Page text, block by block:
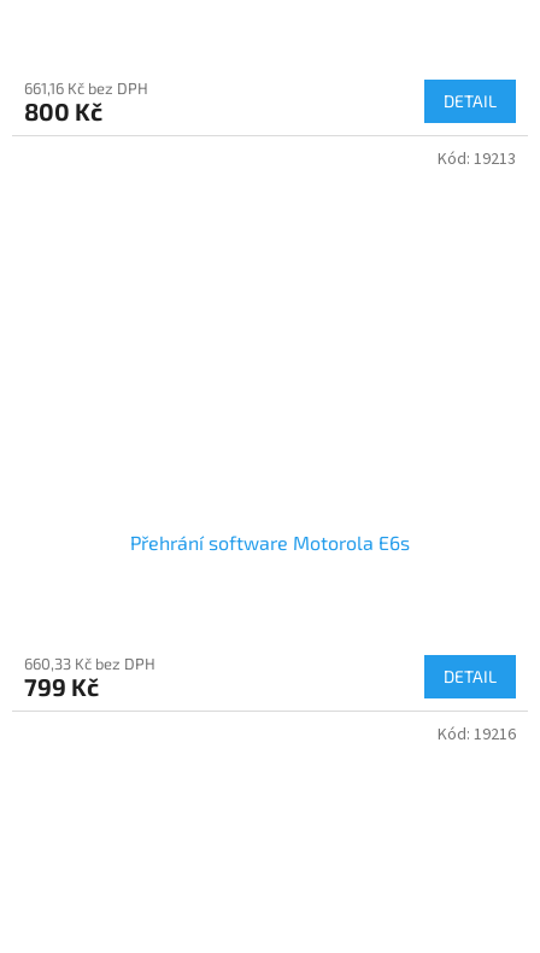
661,16 Kč bez DPH
800 Kč DETAIL
Přehrání software Motorola E6s
660,33 Kč bez DPH
799 Kč DETAIL
Kód: 19213
Kód: 19216